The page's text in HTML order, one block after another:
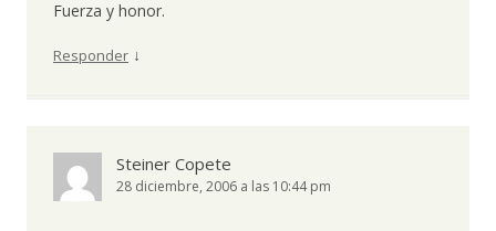
Fuerza y honor.
Responder ↓
Steiner Copete
28 diciembre, 2006 a las 10:44 pm